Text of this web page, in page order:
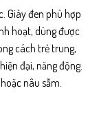
Giày đen phù hợp
hoạt, dùng được
cách trẻ trung,
đại, năng động.
nâu sẫm.